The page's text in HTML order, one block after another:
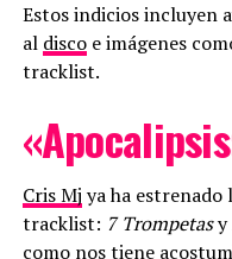
Estos indicios incluyen
al discoe imágenes
tracklist.
Cris Mj ya ha estrenado
tracklist: 7 Trompetasy
como nos tiene